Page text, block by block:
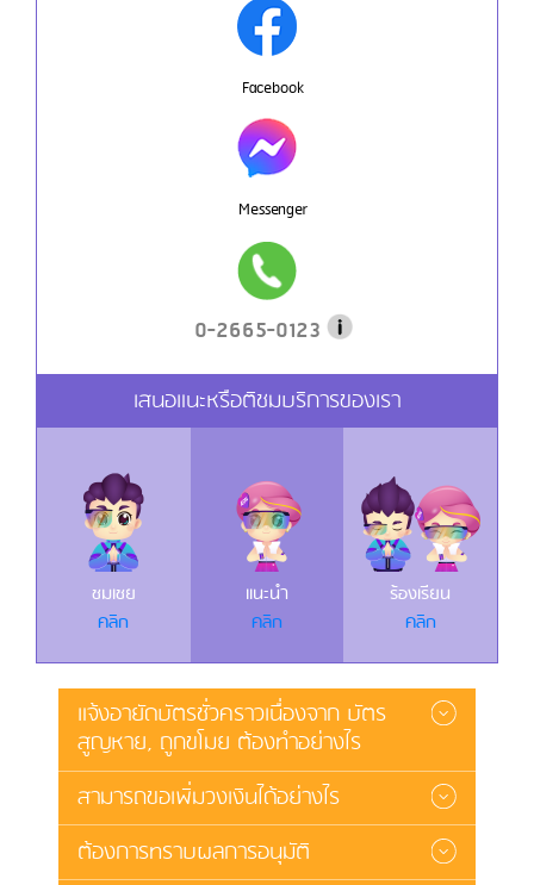
แจ้งอายัดบัตรชั่วคราวเนื่องจาก บัตร
สูญหาย, ถูกขโมย ต้องทำอย่างไร
สามารถขอเพิ่มวงเงินได้อย่างไร
ต้องการทราบผลการอนุมัติ
Facebook
Messenger
0-2665-0123
เสนอแนะหรือติชมบริการของเรา
ชมเชย
คลิก
แนะนำ
คลิก
ร้องเรียน
คลิก